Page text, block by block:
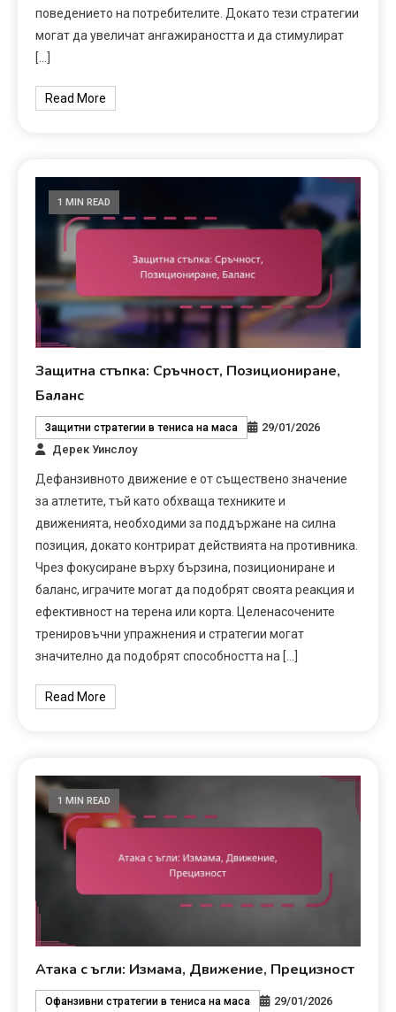
поведението на потребителите. Докато тези стратегии
могат да увеличат ангажираността и да стимулират
[…]
Read More
1 MIN READ
Защитна стъпка: Сръчност, Позициониране,
Баланс
Защитни стратегии в тениса на маса
29/01/2026
Дерек Уинслоу
Дефанзивното движение е от съществено значение
за атлетите, тъй като обхваща техниките и
движенията, необходими за поддържане на силна
позиция, докато контрират действията на противника.
Чрез фокусиране върху бързина, позициониране и
баланс, играчите могат да подобрят своята реакция и
ефективност на терена или корта. Целенасочените
тренировъчни упражнения и стратегии могат
значително да подобрят способността на […]
Read More
1 MIN READ
Атака с ъгли: Измама, Движение, Прецизност
Офанзивни стратегии в тениса на маса
29/01/2026